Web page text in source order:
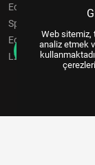
Eclipse
Space Star
Eclipse Cross
L200
Web sitemiz,
analiz etmek